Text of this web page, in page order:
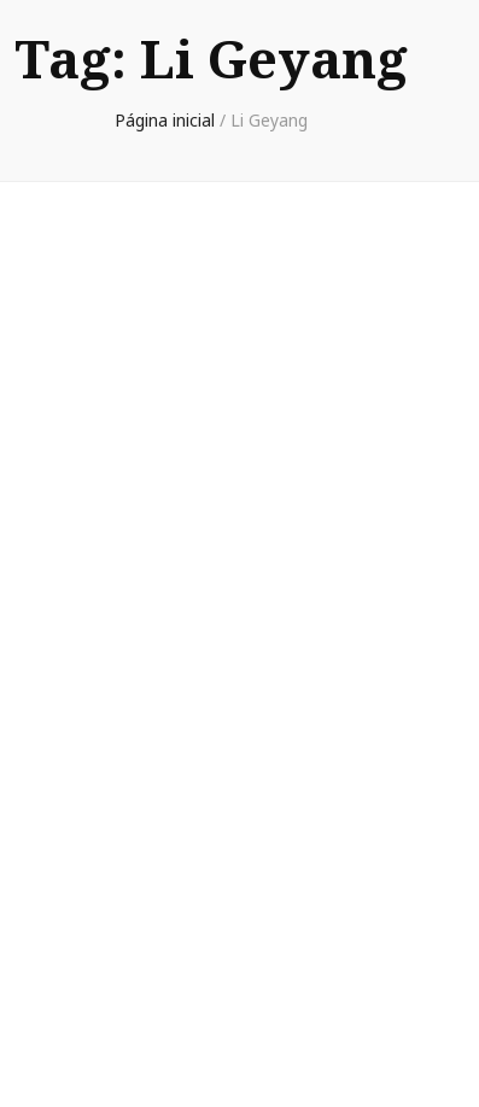
Tag: Li Geyang
Página inicial / Li Geyang